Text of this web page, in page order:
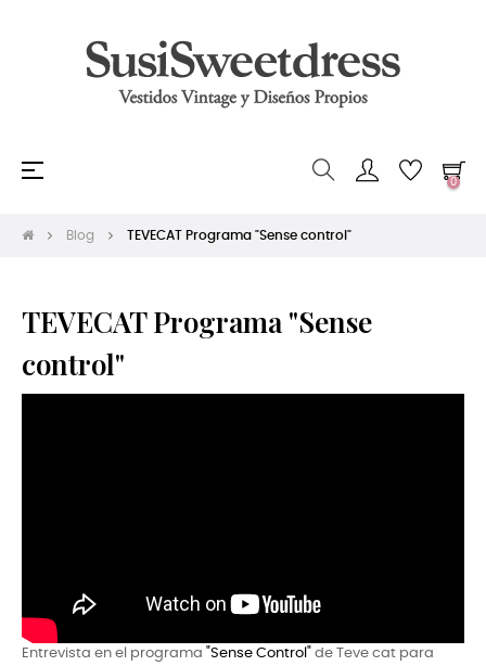
Navegación
☰
0
Blog TEVECAT Programa "Sense control"
TEVECAT Programa "Sense
control"
Entrevista en el programa "Sense Control" de Teve cat para